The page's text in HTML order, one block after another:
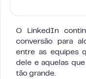
O LinkedIn
conversão para
entre as equipes
dele e aquelas
tão grande.